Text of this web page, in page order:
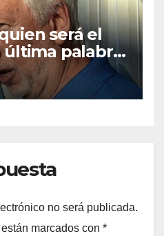
será el
última palabra
no será publicada.
marcados con *